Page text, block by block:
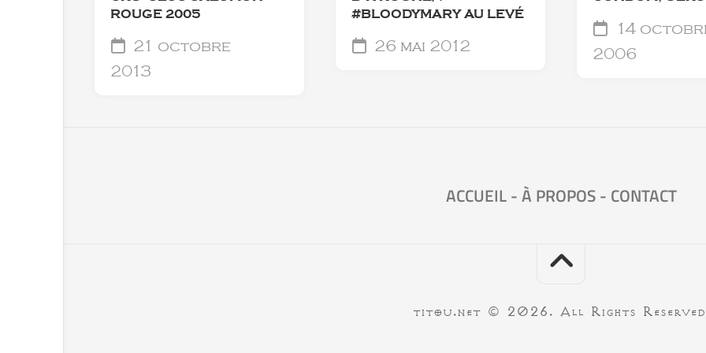
ROUGE 2005
21 octobre
2013
#BLOODYMARY AU LEVÉ
26 mai 2012
14
2006
ACCUEIL-À PROPOS- CONTACT
titou.net © 2026. All Rights